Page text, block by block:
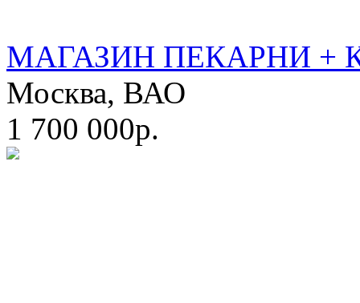
МАГАЗИН ПЕКАРНИ +
Москва, ВАО
1 700 000р.